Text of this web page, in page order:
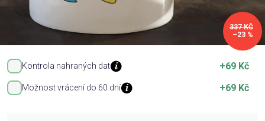
Kontrola nahraných dat +69 Kč
Možnost vrácení do 60 dní +69 Kč
337 KČ
–23 %